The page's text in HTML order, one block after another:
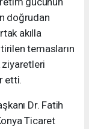
doğrudan
akılla
temasların
ziyaretleri
etti.
Dr. Fatih
Ticaret